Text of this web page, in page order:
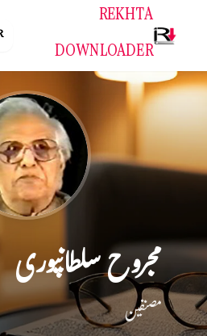
REKHTA
DOWNLOADER
مجروح سلطانپوری
مصنفین